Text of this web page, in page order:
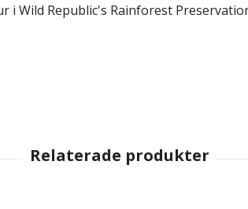
i Wild Republic's Rainforest